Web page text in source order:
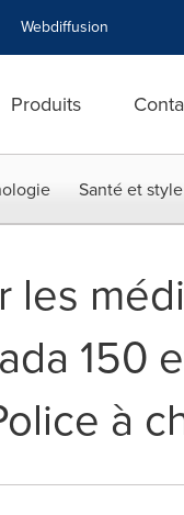
Webdiffusion
Produits
Santé et
les
150
à